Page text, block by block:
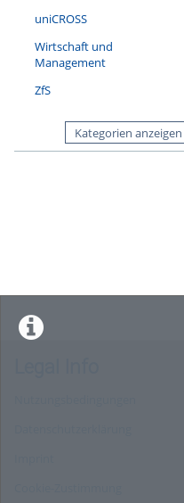
uniCROSS
Wirtschaft und
Management
ZfS
Kategorien anzeigen